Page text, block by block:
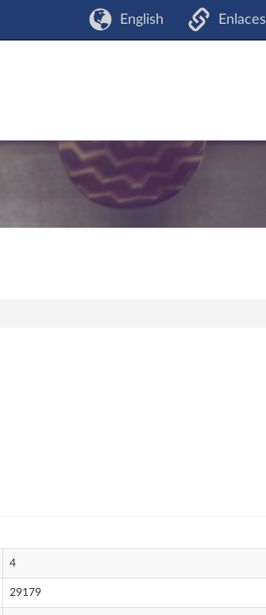
English Enlaces
4
29179